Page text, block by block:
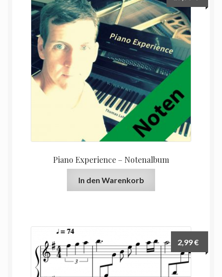
Piano Experience – Notenalbum
In den Warenkorb
2,99€